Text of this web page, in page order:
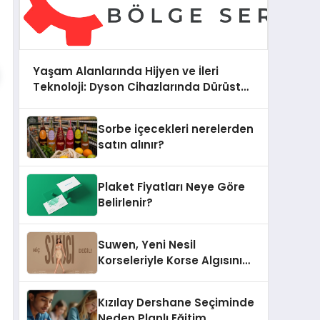
Yaşam Alanlarında Hijyen ve İleri
Teknoloji: Dyson Cihazlarında Dürüst
Sorbe içecekleri nerelerden
satın alınır?
Plaket Fiyatları Neye Göre
Belirlenir?
Suwen, Yeni Nesil
Korseleriyle Korse Algısını
Kızılay Dershane Seçiminde